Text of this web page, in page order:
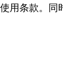
用条款。同